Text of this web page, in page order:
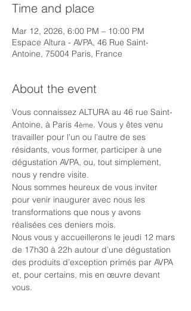
Time and place
Mar 12, 2026, 6:00 PM – 10:00 PM
Espace Altura - AVPA, 46 Rue Saint-
Antoine, 75004 Paris, France
About the event
Vous connaissez ALTURA au 46 rue Saint-
Antoine, à Paris 4ème. Vous y êtes venu
travailler pour l’un ou l’autre de ses
résidants, vous former, participer à une
dégustation AVPA, ou, tout simplement,
nous y rendre visite.
Nous sommes heureux de vous inviter
pour venir inaugurer avec nous les
transformations que nous y avons
réalisées ces deniers mois.
Nous vous y accueillerons le jeudi 12 mars
de 17h30 à 22h autour d’une dégustation
des produits d’exception primés par AVPA
et, pour certains, mis en œuvre devant
vous.